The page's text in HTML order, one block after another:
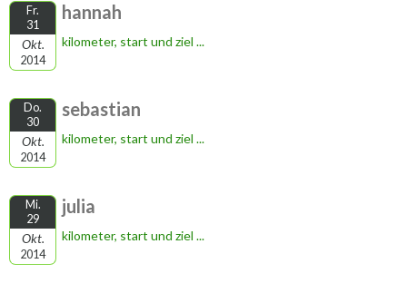
Fr.
31
Okt.
2014
hannah
kilometer, start und ziel ...
Do.
30
Okt.
2014
sebastian
kilometer, start und ziel ...
Mi.
29
Okt.
2014
julia
kilometer, start und ziel ...